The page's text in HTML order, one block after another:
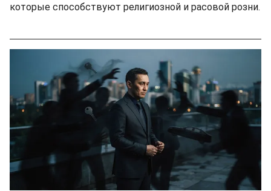
которые способствуют религиозной и расовой розни.